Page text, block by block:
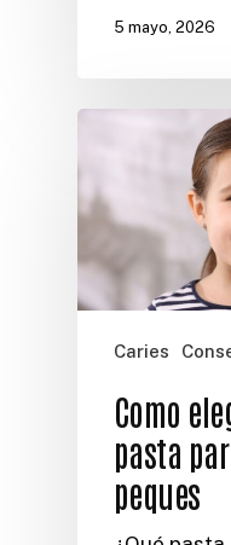
5 mayo, 2026
Caries
Como
pasta
peques